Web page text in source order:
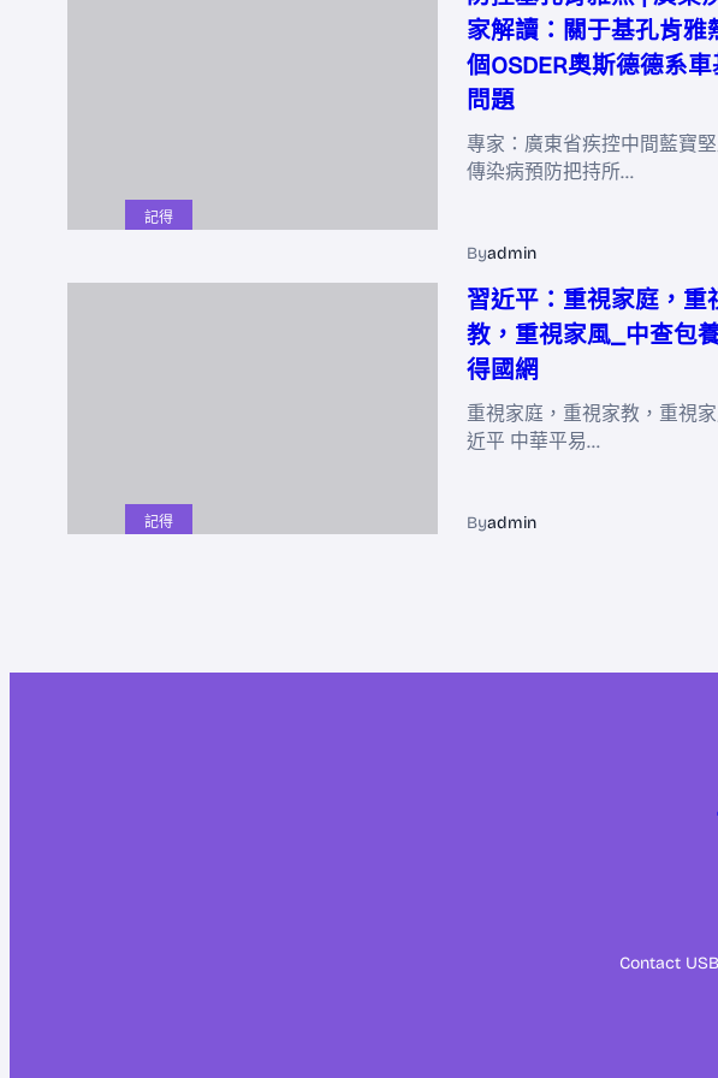
記得
家解讀：關于基孔肯雅
個OSDER奧斯德德系
問題
專家：廣東省疾控中間藍寶
傳染病預防把持所…
Byadmin
記得
習近平：重視家庭，重
教，重視家風_中查包
得國網
重視家庭，重視家教，重視
近平 中華平易…
Byadmin
Contact US